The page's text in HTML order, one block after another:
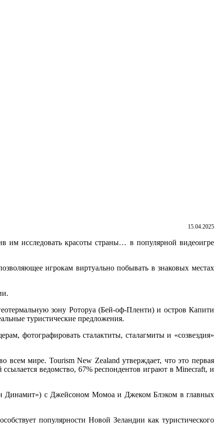
15.04.2025
им исследовать красоты страны… в популярной видеоигре
игрокам виртуально побывать в знаковых местах
зону Роторуа (Бей-оф-Пленти) и остров Капити
туристические предложения.
фотографировать сталактиты, сталагмиты и «созвездия»
всем мире. Tourism New Zealand утверждает, что это первая
ведомство, 67% респондентов играют в Minecraft, и
Динамит») с Джейсоном Момоа и Джеком Блэком в главных
популярности Новой Зеландии как туристического